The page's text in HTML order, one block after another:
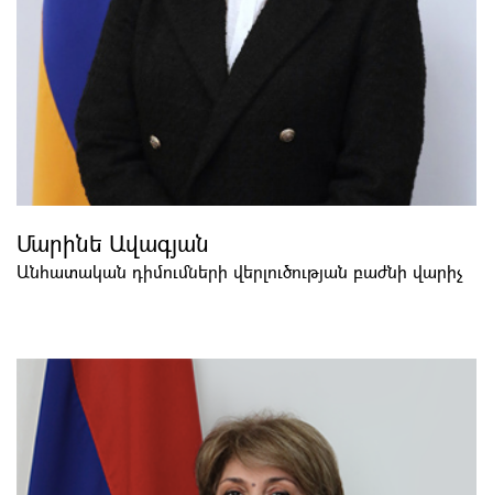
Մարինե Ավագյան
Անհատական դիմումների վերլուծության բաժնի վարիչ